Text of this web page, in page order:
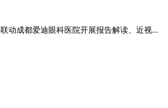
动成都爱迪眼科医院开展报告解读、近视...